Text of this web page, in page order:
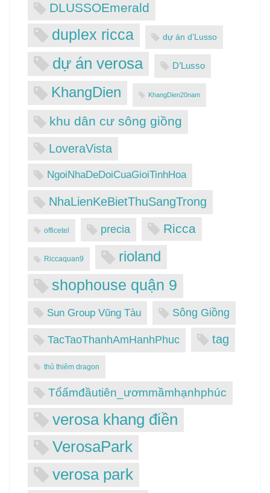
DLUSSOEmerald
duplex ricca dự án d’Lusso
dự án verosa D’Lusso
KhangDien KhangDien20nam
khu dân cư sông giồng
LoveraVista
NgoiNhaDeDoiCuaGioiTinhHoa
NhaLienKeBietThuSangTrong
officetel precia Ricca
Riccaquan9
rioland
shophouse quận 9
Sun Group Vũng Tàu Sông Giồng
TacTaoThanhAmHanhPhuc tag
thủ thiêm dragon
Tổấmđầutiên_ươmmầmhạnhphúc
verosa khang điền
VerosaPark
verosa park